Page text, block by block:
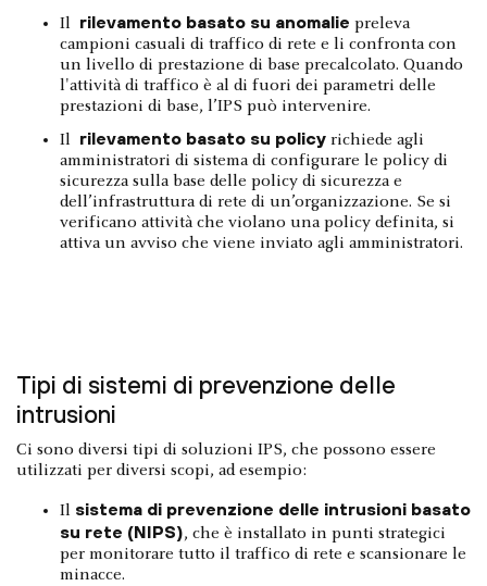
Il rilevamento basato su anomalie preleva
campioni casuali di traffico di rete e li confronta con
un livello di prestazione di base precalcolato. Quando
l'attività di traffico è al di fuori dei parametri delle
prestazioni di base, l’IPS può intervenire.
Il rilevamento basato su policy richiede agli
amministratori di sistema di configurare le policy di
sicurezza sulla base delle policy di sicurezza e
dell’infrastruttura di rete di un’organizzazione. Se si
verificano attività che violano una policy definita, si
attiva un avviso che viene inviato agli amministratori.
Tipi di sistemi di prevenzione delle
intrusioni
Ci sono diversi tipi di soluzioni IPS, che possono essere
utilizzati per diversi scopi, ad esempio:
Il sistema di prevenzione delle intrusioni basato
su rete (NIPS), che è installato in punti strategici
per monitorare tutto il traffico di rete e scansionare le
minacce.